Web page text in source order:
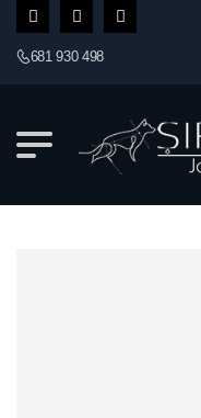
681 930 498